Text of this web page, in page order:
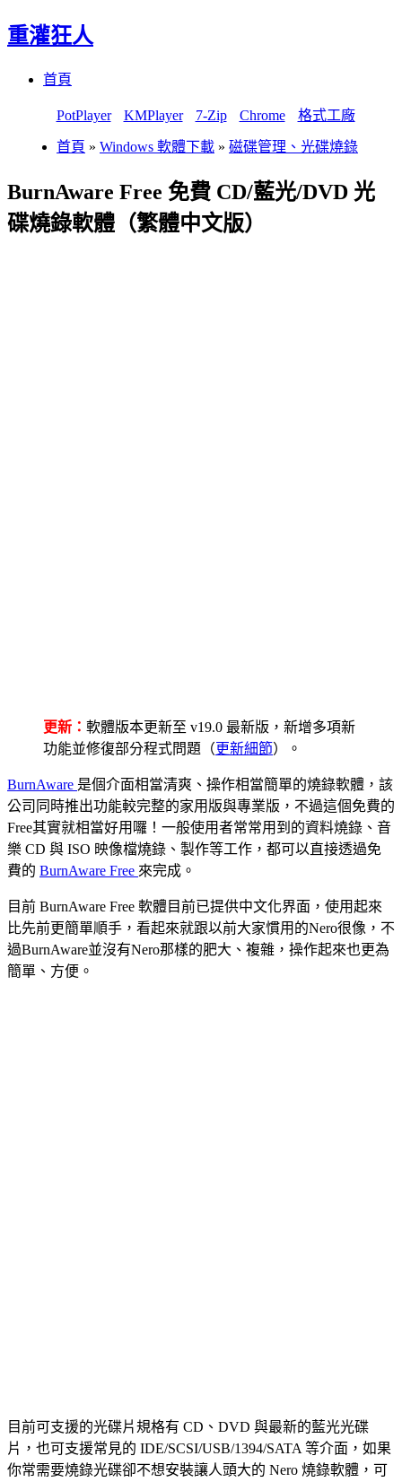
重灌狂人
首頁
PotPlayer KMPlayer 7-Zip Chrome 格式工廠
首頁 » Windows 軟體下載 » 磁碟管理、光碟燒錄
BurnAware Free 免費 CD/藍光/DVD 光
碟燒錄軟體（繁體中文版）
更新： 軟體版本更新至 v19.0 最新版，新增多項新
功能並修復部分程式問題（更新細節）。
BurnAware 是個介面相當清爽、操作相當簡單的燒錄軟體，該
公司同時推出功能較完整的家用版與專業版，不過這個免費的
Free其實就相當好用囉！一般使用者常常用到的資料燒錄、音
樂 CD 與 ISO 映像檔燒錄、製作等工作，都可以直接透過免
費的 BurnAware Free 來完成。
目前 BurnAware Free 軟體目前已提供中文化界面，使用起來
比先前更簡單順手，看起來就跟以前大家慣用的Nero很像，不
過BurnAware並沒有Nero那樣的肥大、複雜，操作起來也更為
簡單、方便。
目前可支援的光碟片規格有 CD、DVD 與最新的藍光光碟
片，也可支援常見的 IDE/SCSI/USB/1394/SATA 等介面，如果
你常需要燒錄光碟卻不想安裝讓人頭大的 Nero 燒錄軟體，可